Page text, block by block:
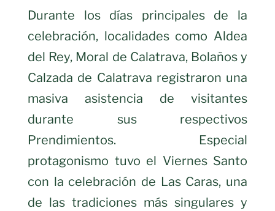
Durante los días principales de la
celebración, localidades como Aldea
del Rey, Moral de Calatrava, Bolaños y
Calzada de Calatrava registraron una
masiva asistencia de visitantes
durante sus respectivos
Prendimientos. Especial
protagonismo tuvo el Viernes Santo
con la celebración de Las Caras, una
de las tradiciones más singulares y